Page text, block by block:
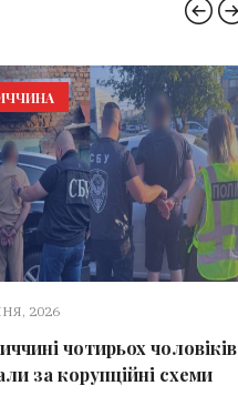
2026
чотирьох чоловіків
за корупційні схеми